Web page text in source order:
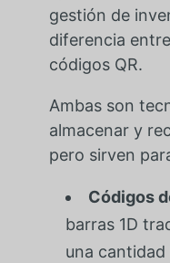
gestión de
diferencia
códigos QR.
Ambas son
almacenar y
pero sirven
Códigos
barras 1D
una